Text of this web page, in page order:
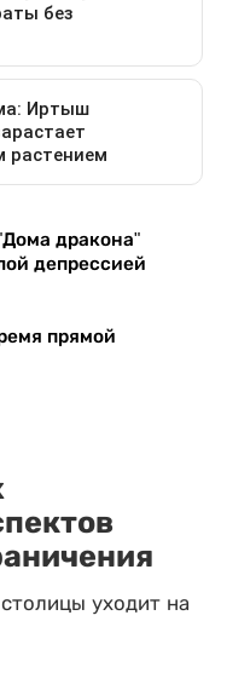
дракона"
депрессией
прямой
уходит на